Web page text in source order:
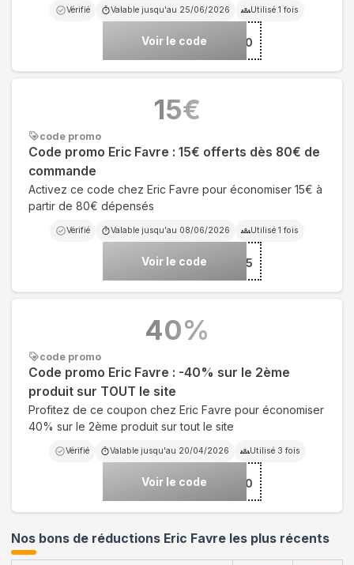
Vérifié Valable jusqu'au 25/06/2026 Utilisé 1 fois
Voir le code***RA20
code promo
Code promo Eric Favre : 15€ offerts dès 80€ de
commande
Activez ce code chez Eric Favre pour économiser 15€ à
partir de 80€ dépensés
Vérifié Valable jusqu'au 08/06/2026 Utilisé 1 fois
Voir le code***MO15
15€
code promo
Code promo Eric Favre : -40% sur le 2ème
produit sur TOUT le site
Profitez de ce coupon chez Eric Favre pour économiser
40% sur le 2ème produit sur tout le site
Vérifié Valable jusqu'au 20/04/2026 Utilisé 3 fois
Voir le code ***40
40%
Nos bons de réductions Eric Favre les plus récents